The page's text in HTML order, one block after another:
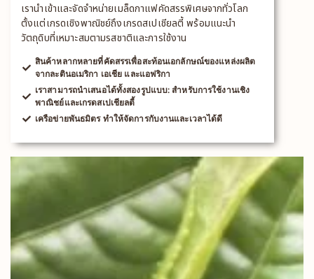
เรานำเข้าและจัดจำหน่ายเมล็ดกาแฟคัดสรรพิเศษจากทั่วโลก
ตั้งแต่เกรดเชิงพาณิชย์ถึงเกรดสเปเชียลตี้ พร้อมแนะนำ
วัตถุดิบที่เหมาะสมตามรสชาติและการใช้งาน
สินค้าหลากหลายที่คัดสรรเพื่อสะท้อนเอกลักษณ์ของแหล่งผลิต
จากละตินอเมริกา เอเชีย และแอฟริกา
เราสามารถนำเสนอได้ทั้งสองรูปแบบ: สำหรับการใช้งานเชิง
พาณิชย์และเกรดสเปเชียลตี้
เครือข่ายพันธมิตร ทำให้จัดการกับงานและเวลาได้ดี